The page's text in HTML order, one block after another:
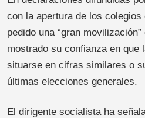
con la apertura de los
pedido una “gran
mostrado su confianza en que
situarse en cifras similares o
últimas elecciones generales.
El dirigente socialista ha